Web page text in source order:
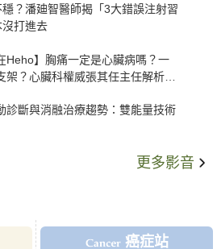
？潘廸智醫師揭「3大錯誤注射習
打進去
Heho】胸痛一定是心臟病嗎？一
架？心臟科權威張其任主任解析支
診斷與消融治療趨勢：雙能量技術
更多影音
癌症站